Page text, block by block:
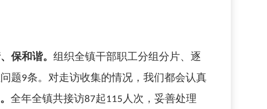
保和谐。 组织全镇干部职工分组分片、逐
题9条。对走访收集的情况，我们都会认真
全年全镇共接访87起115人次，妥善处理